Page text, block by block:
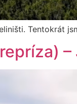
Tentokrát